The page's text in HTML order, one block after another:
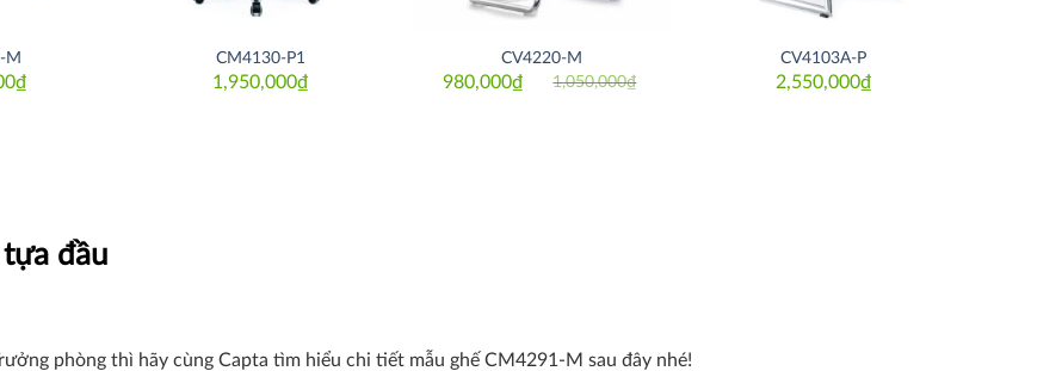
M
₫
CM4130-P1
1,950,000₫
CV4220-M
1,050,000₫
Original
980,000₫
Current
CV4103A-P
2,550,000₫
đầu
phòng thì hãy cùng Capta tìm hiểu chi tiết mẫu ghế CM4291-M sau đây nhé!